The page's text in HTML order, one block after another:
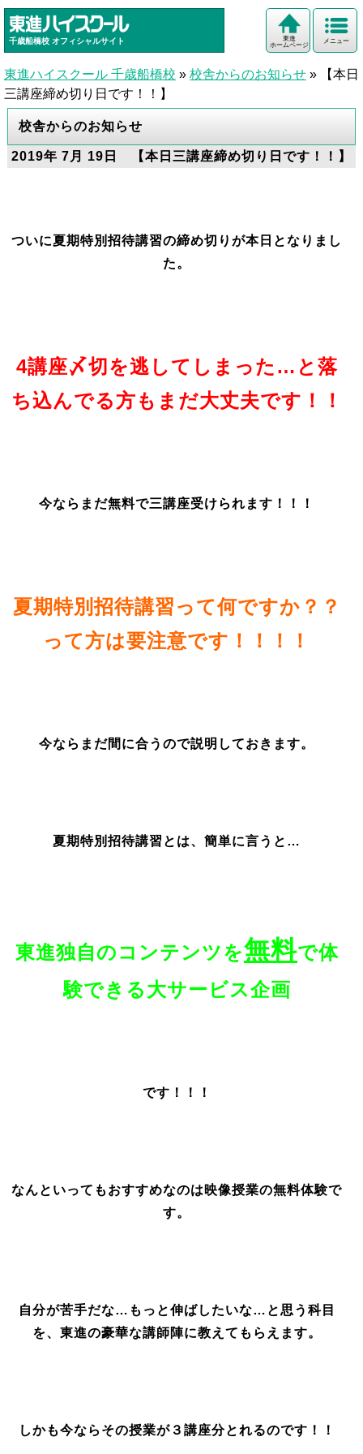
千歳船橋校 オフィシャルサイト メニュー
東進
ホームページ
東進ハイスクール 千歳船橋校 » 校舎からのお知らせ »
【本日
三講座締め切り日です！！】
校舎からのお知らせ
2019年 7月 19日 【本日三講座締め切り日です！！】
ついに夏期特別招待講習の締め切りが本日となりまし
た。
4講座〆切を逃してしまった…と落
ち込んでる方もまだ大丈夫です！！
今ならまだ無料で三講座受けられます！！！
夏期特別招待講習って何ですか？？
って方は要注意です！！！！
今ならまだ間に合うので説明しておきます。
夏期特別招待講習とは、簡単に言うと…
東進独自のコンテンツを無料で体
験できる大サービス企画
です！！！
なんといってもおすすめなのは映像授業の無料体験で
す。
自分が苦手だな…もっと伸ばしたいな…と思う科目
を、東進の豪華な講師陣に教えてもらえます。
しかも今ならその授業が３講座分とれるのです！！